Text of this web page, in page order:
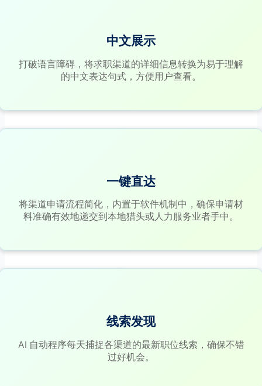
中文展示
打破语言障碍，将求职渠道的详细信息转换为易于理解
的中文表达句式，方便用户查看。
一键直达
将渠道申请流程简化，内置于软件机制中，确保申请材
料准确有效地递交到本地猎头或人力服务业者手中。
线索发现
AI 自动程序每天捕捉各渠道的最新职位线索，确保不错
过好机会。